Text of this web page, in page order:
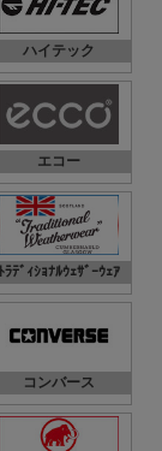
ハイテック
エコー
ﾄﾗﾃﾞｨｼｮﾅﾙｳｪｻﾞｰｳｪｱ
コンバース